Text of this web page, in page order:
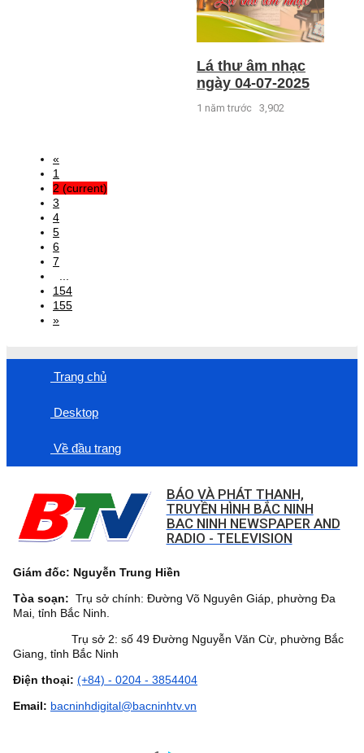
Lá thư âm nhạc
ngày 04-07-2025
1 năm trước 3,902
«
1
2 (current)
3
4
5
6
7
154
155
»
Trang chủ
Desktop
Về đầu trang
BÁO VÀ PHÁT THANH,
TRUYỀN HÌNH BẮC NINH
BAC NINH NEWSPAPER AND
RADIO - TELEVISION
Giám đốc: Nguyễn Trung Hiền
Tòa soạn: Trụ sở chính: Đường Võ Nguyên Giáp, phường Đa
Mai, tỉnh Bắc Ninh.
Trụ sở 2: số 49 Đường Nguyễn Văn Cừ, phường Bắc
Giang, tỉnh Bắc Ninh
Điện thoại: (+84) - 0204 - 3854404
Email: bacninhdigital@bacninhtv.vn